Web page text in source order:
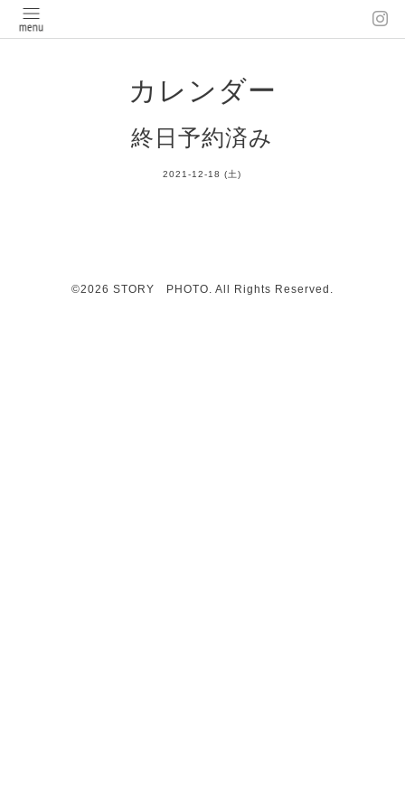
カレンダー
終日予約済み
2021-12-18 (土)
©2026 STORY PHOTO. All Rights Reserved.